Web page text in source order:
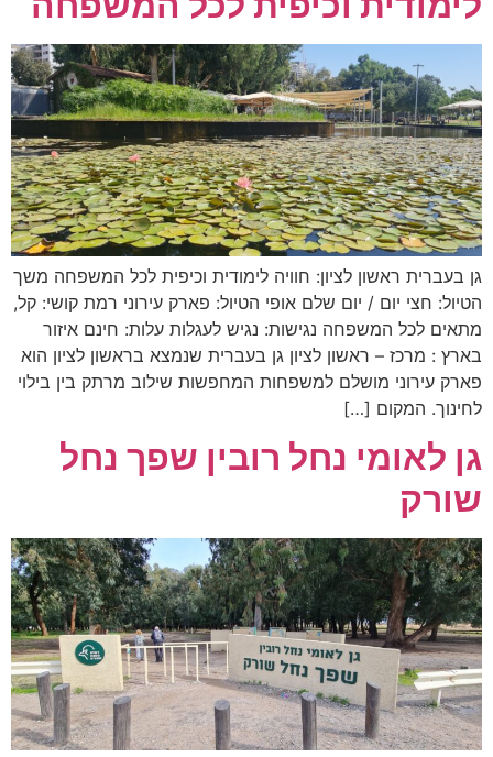
גן בעברית ראשון לציון: חוויה לימודית וכיפית לכל המשפחה משך
הטיול: חצי יום / יום שלם אופי הטיול: פארק עירוני רמת קושי: קל,
מתאים לכל המשפחה נגישות: נגיש לעגלות עלות: חינם איזור
בארץ : מרכז – ראשון לציון גן בעברית שנמצא בראשון לציון הוא
פארק עירוני מושלם למשפחות המחפשות שילוב מרתק בין בילוי
לחינוך. המקום […]
גן לאומי נחל רובין שפך נחל
שורק